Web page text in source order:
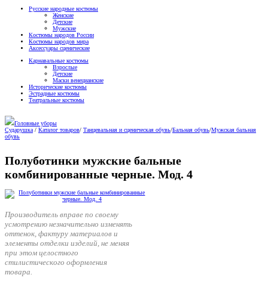
Русские народные костюмы
Женские
Детские
Мужские
Костюмы народов России
Костюмы народов мира
Аксессуары сценические
Карнавальные костюмы
Взрослые
Детские
Маски венецианские
Исторические костюмы
Эстрадные костюмы
Театральные костюмы
Головные уборы
Сударушка / Каталог товаров/ Танцевальная и сценическая обувь/Бальная обувь/Мужская бальная
обувь
Полуботинки мужские бальные
комбинированные черные. Мод. 4
Производитель вправе по своему
усмотрению незначительно изменять
оттенок, фактуру материалов и
элементы отделки изделий, не меняя
при этом целостного
стилистического оформления
товара.